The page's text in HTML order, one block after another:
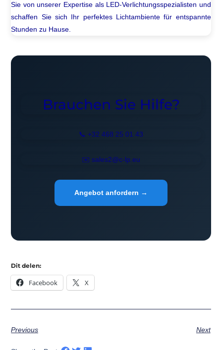
Sie von unserer Expertise als LED-Verlichtungsspezialisten und
schaffen Sie sich Ihr perfektes Lichtambiente für entspannte
Stunden zu Hause.
Brauchen Sie Hilfe?
📞 +32 468 25 01 43
✉️ sales2@c-lp.eu
Angebot anfordern →
Dit delen:
Facebook X
Previous Next